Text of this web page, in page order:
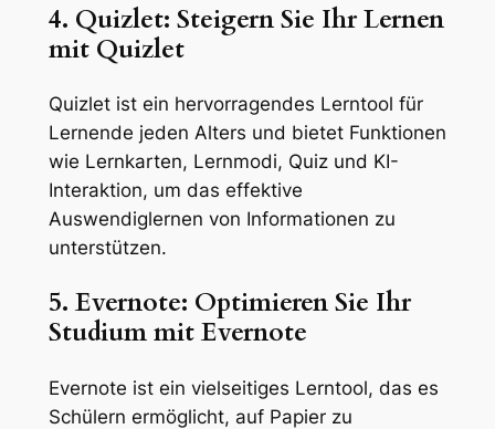
4. Quizlet: Steigern Sie Ihr Lernen
mit Quizlet
Quizlet ist ein hervorragendes Lerntool für
Lernende jeden Alters und bietet Funktionen
wie Lernkarten, Lernmodi, Quiz und KI-
Interaktion, um das effektive
Auswendiglernen von Informationen zu
unterstützen.
5. Evernote: Optimieren Sie Ihr
Studium mit Evernote
Evernote ist ein vielseitiges Lerntool, das es
Schülern ermöglicht, auf Papier zu